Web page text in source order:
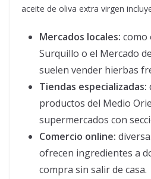
aceite de oliva extra virgen
Mercados locales: como
Surquillo o el Mercado
suelen vender hierbas
Tiendas especializadas:
productos del Medio
supermercados con
Comercio online:
ofrecen ingredientes a
compra sin salir de casa.